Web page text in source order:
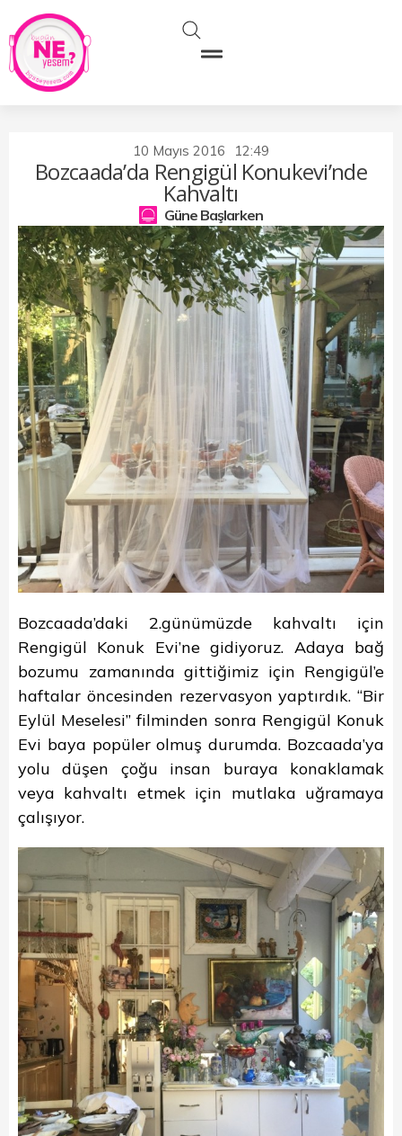
10 Mayıs 2016 12:49
Bozcaada’da Rengigül Konukevi’nde
Kahvaltı
Güne Başlarken
Bozcaada’daki 2.günümüzde kahvaltı için
Rengigül Konuk Evi’ne gidiyoruz. Adaya bağ
bozumu zamanında gittiğimiz için Rengigül’e
haftalar öncesinden rezervasyon yaptırdık. “Bir
Eylül Meselesi” filminden sonra Rengigül Konuk
Evi baya popüler olmuş durumda. Bozcaada’ya
yolu düşen çoğu insan buraya konaklamak
veya kahvaltı etmek için mutlaka uğramaya
çalışıyor.